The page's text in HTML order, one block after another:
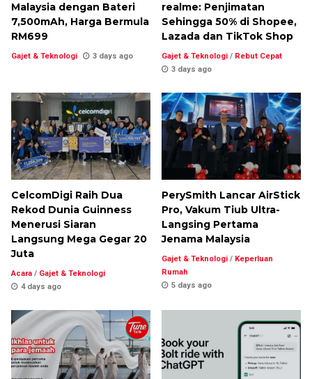
Malaysia dengan Bateri
7,500mAh, Harga Bermula
RM699
Gajet & Teknologi 3 days ago
realme: Penjimatan
Sehingga 50% di Shopee,
Lazada dan TikTok Shop
Gajet & Teknologi / Rebut Cepat
3 days ago
CelcomDigi Raih Dua
Rekod Dunia Guinness
Menerusi Siaran
Langsung Mega Gegar 20
Juta
Acara / Gajet & Teknologi
4 days ago
PerySmith Lancar AirStick
Pro, Vakum Tiub Ultra-
Langsing Pertama
Jenama Malaysia
Gajet & Teknologi / Keperluan
Rumah
5 days ago